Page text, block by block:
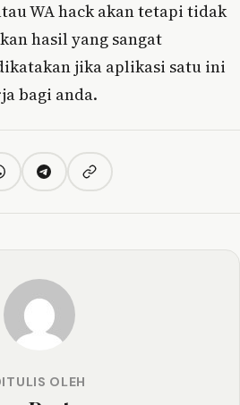
WA hack akan tetapi tidak
hasil yang sangat
jika aplikasi satu ini
bagi anda.
TelegramCopy link
OLEH